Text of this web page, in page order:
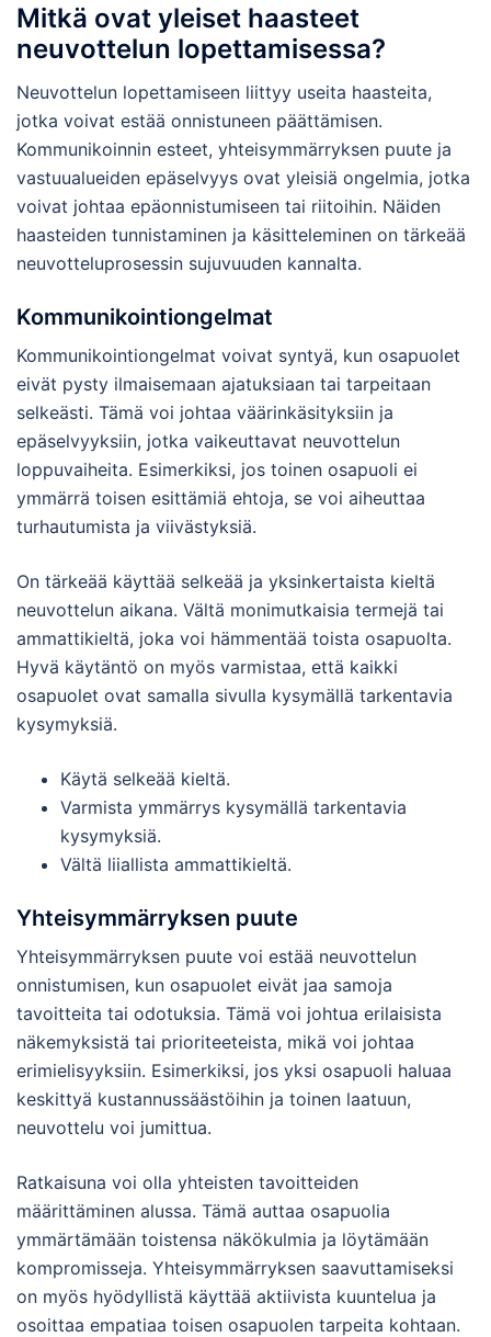
Mitkä ovat yleiset haasteet
neuvottelun lopettamisessa?
Neuvottelun lopettamiseen liittyy useita haasteita,
jotka voivat estää onnistuneen päättämisen.
Kommunikoinnin esteet, yhteisymmärryksen puute ja
vastuualueiden epäselvyys ovat yleisiä ongelmia, jotka
voivat johtaa epäonnistumiseen tai riitoihin. Näiden
haasteiden tunnistaminen ja käsitteleminen on tärkeää
neuvotteluprosessin sujuvuuden kannalta.
Kommunikointiongelmat
Kommunikointiongelmat voivat syntyä, kun osapuolet
eivät pysty ilmaisemaan ajatuksiaan tai tarpeitaan
selkeästi. Tämä voi johtaa väärinkäsityksiin ja
epäselvyyksiin, jotka vaikeuttavat neuvottelun
loppuvaiheita. Esimerkiksi, jos toinen osapuoli ei
ymmärrä toisen esittämiä ehtoja, se voi aiheuttaa
turhautumista ja viivästyksiä.
On tärkeää käyttää selkeää ja yksinkertaista kieltä
neuvottelun aikana. Vältä monimutkaisia termejä tai
ammattikieltä, joka voi hämmentää toista osapuolta.
Hyvä käytäntö on myös varmistaa, että kaikki
osapuolet ovat samalla sivulla kysymällä tarkentavia
kysymyksiä.
Käytä selkeää kieltä.
Varmista ymmärrys kysymällä tarkentavia
kysymyksiä.
Vältä liiallista ammattikieltä.
Yhteisymmärryksen puute
Yhteisymmärryksen puute voi estää neuvottelun
onnistumisen, kun osapuolet eivät jaa samoja
tavoitteita tai odotuksia. Tämä voi johtua erilaisista
näkemyksistä tai prioriteeteista, mikä voi johtaa
erimielisyyksiin. Esimerkiksi, jos yksi osapuoli haluaa
keskittyä kustannussäästöihin ja toinen laatuun,
neuvottelu voi jumittua.
Ratkaisuna voi olla yhteisten tavoitteiden
määrittäminen alussa. Tämä auttaa osapuolia
ymmärtämään toistensa näkökulmia ja löytämään
kompromisseja. Yhteisymmärryksen saavuttamiseksi
on myös hyödyllistä käyttää aktiivista kuuntelua ja
osoittaa empatiaa toisen osapuolen tarpeita kohtaan.